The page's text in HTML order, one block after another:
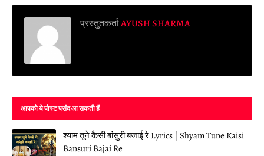
प्रस्तुतकर्ताAYUSH SHARMA
आपको ये पोस्ट पसंद आ सकती हैं
श्याम तूने कैसी बांसुरी बजाई रे Lyrics | Shyam Tune Kaisi
Bansuri Bajai Re